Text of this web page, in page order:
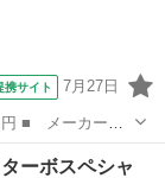
携サイト 7月27日
ード名： ＰＺ
グナビ Ｂｌｕ
ーボスペシャ